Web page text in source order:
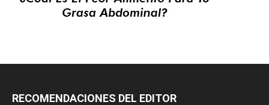
RECOMENDACIONES DEL EDITOR